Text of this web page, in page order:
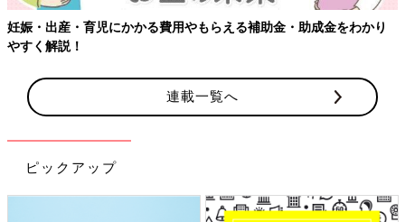
出典：Instagramアカウント「aju_1025」
なったらたくさん履かせたいと考えているとのこと。価格は394
円（税込）なんだとか♪
妊娠・出産・育児にかかる費用やもらえる補助金・助成金をわかり
やすく解説！
連載一覧へ
ピックアップ